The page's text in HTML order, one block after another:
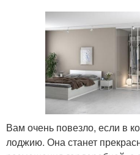
Вам очень повезло, если в
лоджию. Она станет